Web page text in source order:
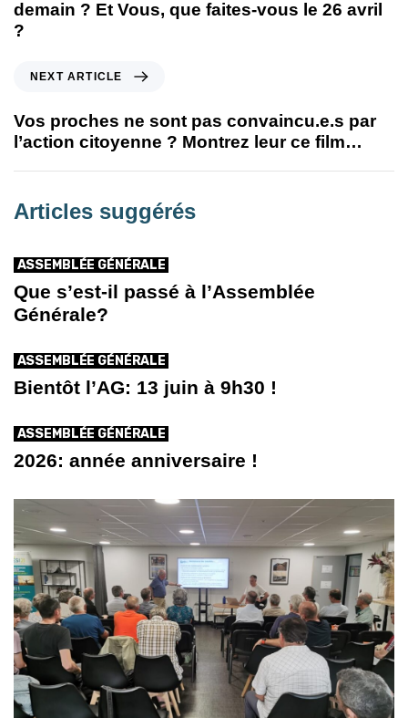
demain ? Et Vous, que faites-vous le 26 avril
?
NEXT ARTICLE
Vos proches ne sont pas convaincu.e.s par
l’action citoyenne ? Montrez leur ce film…
Articles suggérés
ASSEMBLÉE GÉNÉRALE
Que s’est-il passé à l’Assemblée
Générale?
ASSEMBLÉE GÉNÉRALE
Bientôt l’AG: 13 juin à 9h30 !
ASSEMBLÉE GÉNÉRALE
2026: année anniversaire !